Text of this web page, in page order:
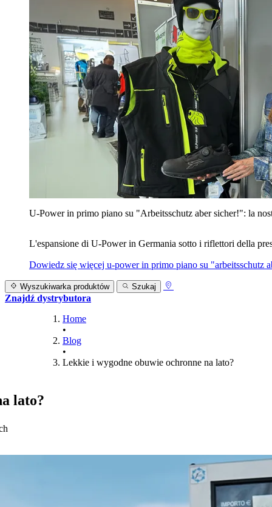
U‑Power in primo piano su "Arbeitsschutz aber sicher!": la
L'espansione di U‑Power in Germania sotto i riflettori della
Dowiedz się więcej u‑power in primo piano su "arbeitsschutz
Wyszukiwarka produktów Szukaj
Znajdź dystrybutora
Home
•
Blog
•
Lekkie i wygodne obuwie ochronne na lato?
lato?